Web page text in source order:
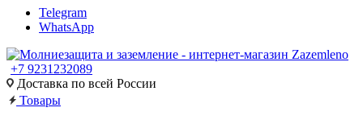
Telegram
WhatsApp
+7 9231232089
Доставка по всей России
Товары